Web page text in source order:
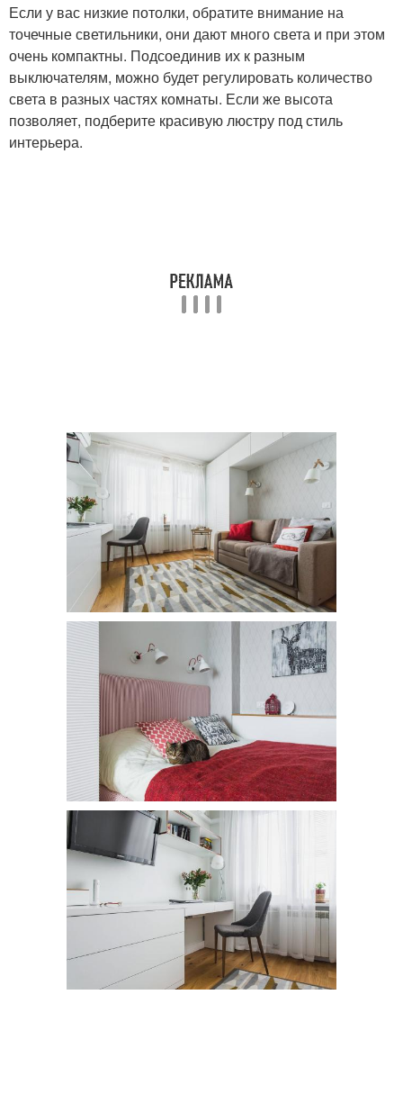
Если у вас низкие потолки, обратите внимание на
точечные светильники, они дают много света и при этом
очень компактны. Подсоединив их к разным
выключателям, можно будет регулировать количество
света в разных частях комнаты. Если же высота
позволяет, подберите красивую люстру под стиль
интерьера.